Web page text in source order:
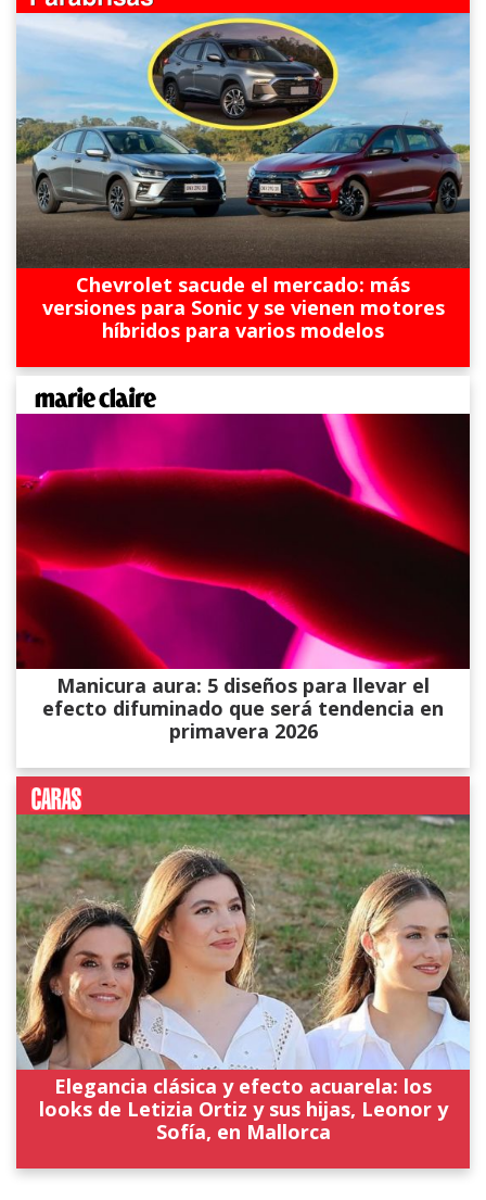
Chevrolet sacude el mercado: más
versiones para Sonic y se vienen motores
híbridos para varios modelos
Manicura aura: 5 diseños para llevar el
efecto difuminado que será tendencia en
primavera 2026
Elegancia clásica y efecto acuarela: los
looks de Letizia Ortiz y sus hijas, Leonor y
Sofía, en Mallorca